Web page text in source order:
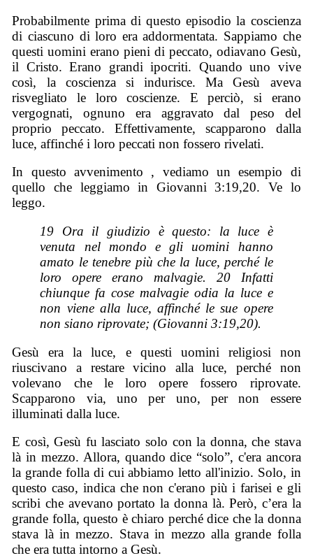
Probabilmente prima di questo episodio la coscienza
di ciascuno di loro era addormentata. Sappiamo che
questi uomini erano pieni di peccato, odiavano Gesù,
il Cristo. Erano grandi ipocriti. Quando uno vive
così, la coscienza si indurisce. Ma Gesù aveva
risvegliato le loro coscienze. E perciò, si erano
vergognati, ognuno era aggravato dal peso del
proprio peccato. Effettivamente, scapparono dalla
luce, affinché i loro peccati non fossero rivelati.
In questo avvenimento , vediamo un esempio di
quello che leggiamo in Giovanni 3:19,20. Ve lo
leggo.
19 Ora il giudizio è questo: la luce è
venuta nel mondo e gli uomini hanno
amato le tenebre più che la luce, perché le
loro opere erano malvagie. 20 Infatti
chiunque fa cose malvagie odia la luce e
non viene alla luce, affinché le sue opere
non siano riprovate; (Giovanni 3:19,20).
Gesù era la luce, e questi uomini religiosi non
riuscivano a restare vicino alla luce, perché non
volevano che le loro opere fossero riprovate.
Scapparono via, uno per uno, per non essere
illuminati dalla luce.
E così, Gesù fu lasciato solo con la donna, che stava
là in mezzo. Allora, quando dice “solo”, c'era ancora
la grande folla di cui abbiamo letto all'inizio. Solo, in
questo caso, indica che non c'erano più i farisei e gli
scribi che avevano portato la donna là. Però, c’era la
grande folla, questo è chiaro perché dice che la donna
stava là in mezzo. Stava in mezzo alla grande folla
che era tutta intorno a Gesù.